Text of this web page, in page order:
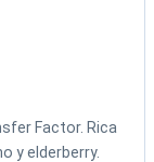
Factor. Rica
y elderberry.